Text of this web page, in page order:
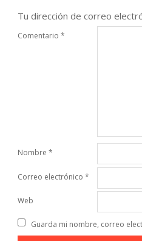
Tu dirección de correo
Comentario *
Nombre *
Correo electrónico *
Web
Guarda mi nombre, correo